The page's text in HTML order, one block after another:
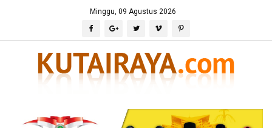
Minggu, 09 Agustus 2026